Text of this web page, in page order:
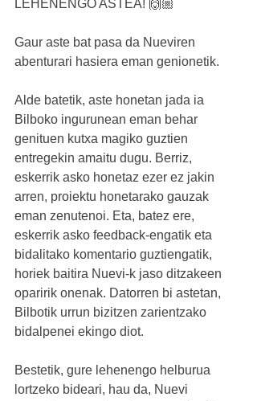
LEHENENGO ASTEA! 🙌🏼
Gaur aste bat pasa da Nueviren
abenturari hasiera eman genionetik.
Alde batetik, aste honetan jada ia
Bilboko ingurunean eman behar
genituen kutxa magiko guztien
entregekin amaitu dugu. Berriz,
eskerrik asko honetaz ezer ez jakin
arren, proiektu honetarako gauzak
eman zenutenoi. Eta, batez ere,
eskerrik asko feedback-engatik eta
bidalitako komentario guztiengatik,
horiek baitira Nuevi-k jaso ditzakeen
oparirik onenak. Datorren bi astetan,
Bilbotik urrun bizitzen zarientzako
bidalpenei ekingo diot.
Bestetik, gure lehenengo helburua
lortzeko bideari, hau da, Nuevi